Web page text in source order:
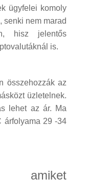
ügyfelei komoly
senki nem marad
hisz jelentős
is.
összehozzák az
üzletelnek.
lehet az ár. Ma
árfolyama 29 -34
amiket